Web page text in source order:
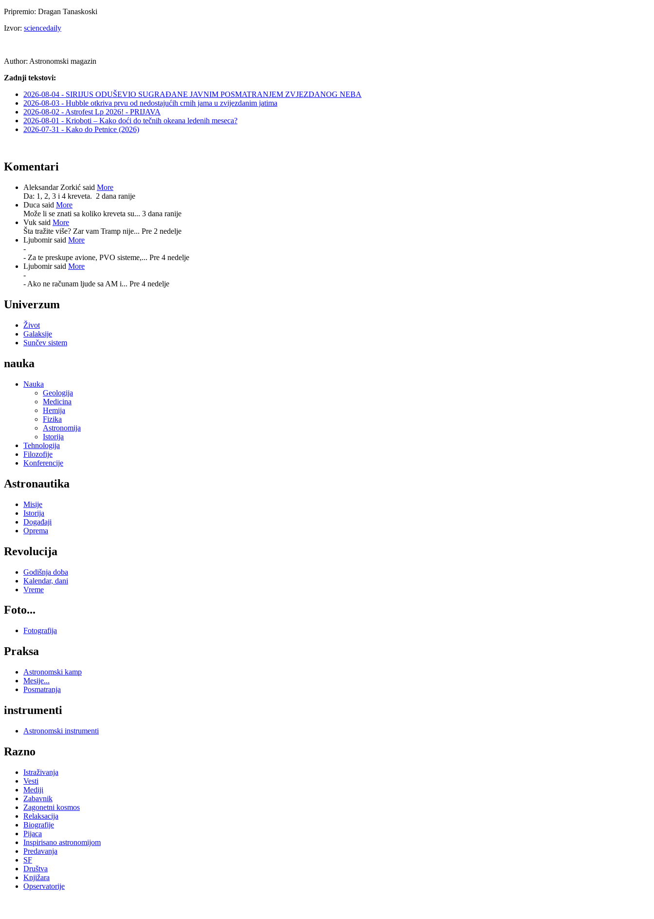
Pripremio: Dragan Tanaskoski
Izvor: sciencedaily
Author: Astronomski magazin
Zadnji tekstovi:
2026-08-04 - SIRIJUS ODUŠEVIO SUGRAĐANE JAVNIM POSMATRANJEM ZVJEZDANOG NEBA
2026-08-03 - Hubble otkriva prvu od nedostajućih crnih jama u zvijezdanim jatima
2026-08-02 - Astrofest Lp 2026! - PRIJAVA
2026-08-01 - Krioboti – Kako doći do tečnih okeana ledenih meseca?
2026-07-31 - Kako do Petnice (2026)
Komentari
Aleksandar Zorkić said More
Da: 1, 2, 3 i 4 kreveta. 2 dana ranije
Duca said More
Može li se znati sa koliko kreveta su... 3 dana ranije
Vuk said More
Šta tražite više? Zar vam Tramp nije... Pre 2 nedelje
Ljubomir said More
-
- Za te preskupe avione, PVO sisteme,... Pre 4 nedelje
Ljubomir said More
-
- Ako ne računam ljude sa AM i... Pre 4 nedelje
Univerzum
Život
Galaksije
Sunčev sistem
nauka
Nauka
Geologija
Medicina
Hemija
Fizika
Astronomija
Istorija
Tehnologija
Filozofije
Konferencije
Astronautika
Misije
Istorija
Događaji
Oprema
Revolucija
Godišnja doba
Kalendar, dani
Vreme
Foto...
Fotografija
Praksa
Astronomski kamp
Mesije...
Posmatranja
instrumenti
Astronomski instrumenti
Razno
Istraživanja
Vesti
Mediji
Zabavnik
Zagonetni kosmos
Relaksacija
Biografije
Pijaca
Inspirisano astronomijom
Predavanja
SF
Društva
Knjižara
Opservatorije